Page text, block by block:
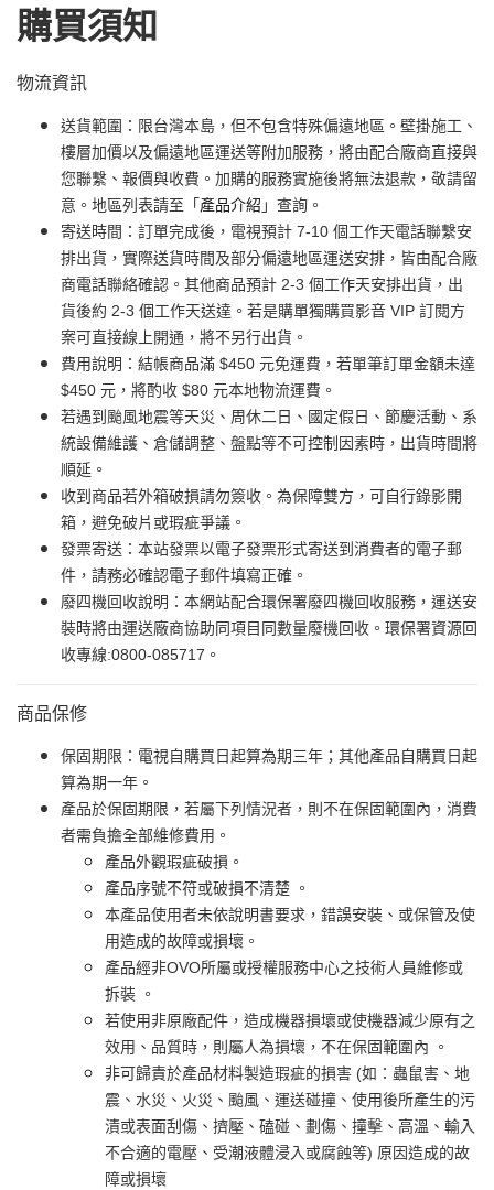
購買須知
物流資訊
送貨範圍：限台灣本島，但不包含特殊偏遠地區。壁掛施工、
樓層加價以及偏遠地區運送等附加服務，將由配合廠商直接與
您聯繫、報價與收費。加購的服務實施後將無法退款，敬請留
意。地區列表請至「 產品介紹 」查詢。
寄送時間：訂單完成後，電視預計 7-10 個工作天電話聯繫安
排出貨，實際送貨時間及部分偏遠地區運送安排，皆由配合廠
商電話聯絡確認。其他商品預計 2-3 個工作天安排出貨，出
貨後約 2-3 個工作天送達。若是購單獨購買影音 VIP 訂閱方
案可直接線上開通，將不另行出貨。
費用說明：結帳商品滿 $450 元免運費，若單筆訂單金額未達
$450 元，將酌收 $80 元本地物流運費。
若遇到颱風地震等天災、周休二日、國定假日、節慶活動、系
統設備維護、倉儲調整、盤點等不可控制因素時，出貨時間將
順延。
收到商品若外箱破損請勿簽收。為保障雙方，可自行錄影開
箱，避免破片或瑕疵爭議。
發票寄送：本站發票以電子發票形式寄送到消費者的電子郵
件，請務必確認電子郵件填寫正確。
廢四機回收說明：本網站配合環保署廢四機回收服務，運送安
裝時將由運送廠商協助同項目同數量廢機回收。環保署資源回
收專線:0800-085717。
商品保修
保固期限：電視自購買日起算為期三年；其他產品自購買日起
算為期一年。
產品於保固期限，若屬下列情況者，則不在保固範圍內，消費
者需負擔全部維修費用。
產品外觀瑕疵破損。
產品序號不符或破損不清楚 。
本產品使用者未依說明書要求，錯誤安裝、或保管及使
用造成的故障或損壞。
產品經非OVO所屬或授權服務中心之技術人員維修或
拆裝 。
若使用非原廠配件，造成機器損壞或使機器減少原有之
效用、品質時，則屬人為損壞，不在保固範圍內 。
非可歸責於產品材料製造瑕疵的損害 (如：蟲鼠害、地
震、水災、火災、颱風、運送碰撞、使用後所產生的污
漬或表面刮傷、擠壓、磕碰、劃傷、撞擊、高溫、輸入
不合適的電壓、受潮液體浸入或腐蝕等) 原因造成的故
障或損壞